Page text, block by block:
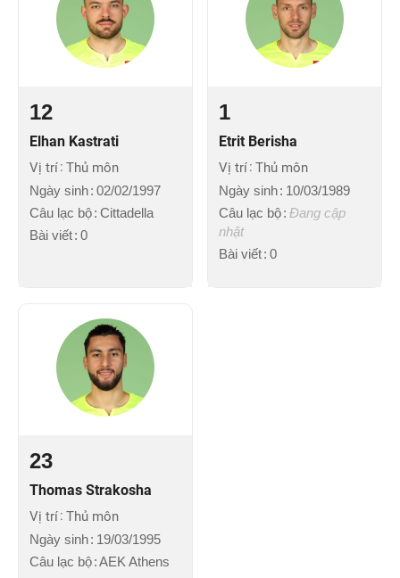
12
Elhan Kastrati
Vị trí Thủ môn
Ngày sinh 02/02/1997
Câu lạc bộ Cittadella
Bài viết 0
1
Etrit Berisha
Vị trí Thủ môn
Ngày sinh 10/03/1989
Câu lạc bộ Đang cập
nhật
Bài viết 0
23
Thomas Strakosha
Vị trí Thủ môn
Ngày sinh 19/03/1995
Câu lạc bộ AEK Athens